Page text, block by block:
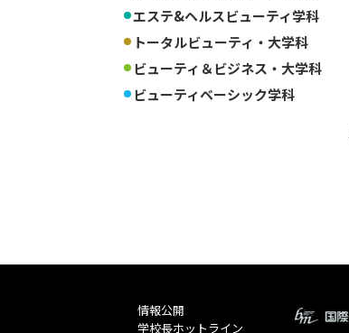
エステ&ヘルスビューティ学科
トータルビューティ・大学科
ビューティ＆ビジネス・大学科
ビューティベーシック学科
情報公開
学校長ホットライン